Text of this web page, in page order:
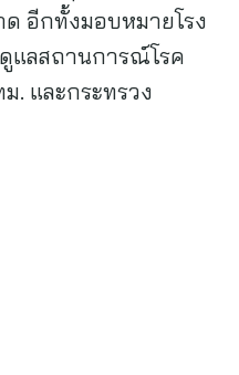
ด อีกทั้งมอบหมายโรง
แลสถานการณ์โรค
. และกระทรวง